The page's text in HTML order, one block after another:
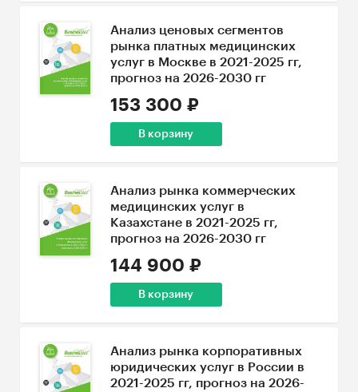
Анализ ценовых сегментов
рынка платных медицинских
услуг в Москве в 2021-2025 гг,
прогноз на 2026-2030 гг
153 300 ₽
В корзину
Анализ рынка коммерческих
медицинских услуг в
Казахстане в 2021-2025 гг,
прогноз на 2026-2030 гг
144 900 ₽
В корзину
Анализ рынка корпоративных
юридических услуг в России в
2021-2025 гг, прогноз на 2026-